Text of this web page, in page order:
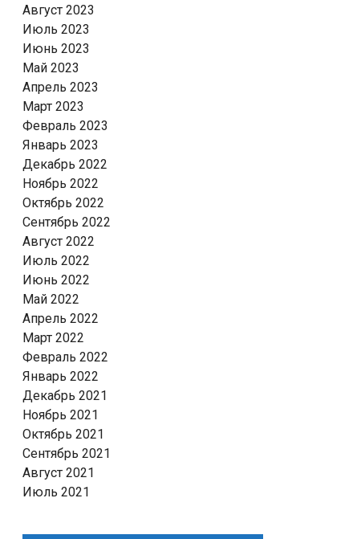
Август 2023
Июль 2023
Июнь 2023
Май 2023
Апрель 2023
Март 2023
Февраль 2023
Январь 2023
Декабрь 2022
Ноябрь 2022
Октябрь 2022
Сентябрь 2022
Август 2022
Июль 2022
Июнь 2022
Май 2022
Апрель 2022
Март 2022
Февраль 2022
Январь 2022
Декабрь 2021
Ноябрь 2021
Октябрь 2021
Сентябрь 2021
Август 2021
Июль 2021